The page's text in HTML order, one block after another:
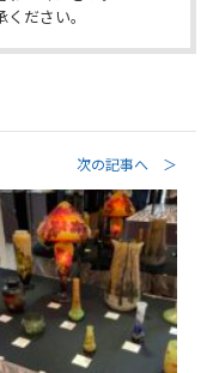
ださい。
次の記事へ ＞